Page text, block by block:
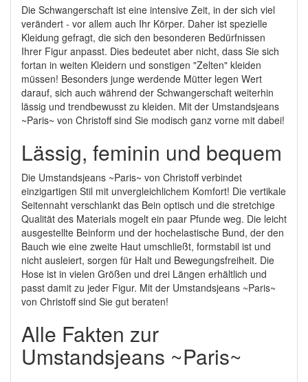
Die Schwangerschaft ist eine intensive Zeit, in der sich viel
verändert - vor allem auch Ihr Körper. Daher ist spezielle
Kleidung gefragt, die sich den besonderen Bedürfnissen
Ihrer Figur anpasst. Dies bedeutet aber nicht, dass Sie sich
fortan in weiten Kleidern und sonstigen "Zelten" kleiden
müssen! Besonders junge werdende Mütter legen Wert
darauf, sich auch während der Schwangerschaft weiterhin
lässig und trendbewusst zu kleiden. Mit der Umstandsjeans
~Paris~ von Christoff sind Sie modisch ganz vorne mit dabei!
Lässig, feminin und bequem
Die Umstandsjeans ~Paris~ von Christoff verbindet
einzigartigen Stil mit unvergleichlichem Komfort! Die vertikale
Seitennaht verschlankt das Bein optisch und die stretchige
Qualität des Materials mogelt ein paar Pfunde weg. Die leicht
ausgestellte Beinform und der hochelastische Bund, der den
Bauch wie eine zweite Haut umschließt, formstabil ist und
nicht ausleiert, sorgen für Halt und Bewegungsfreiheit. Die
Hose ist in vielen Größen und drei Längen erhältlich und
passt damit zu jeder Figur. Mit der Umstandsjeans ~Paris~
von Christoff sind Sie gut beraten!
Alle Fakten zur
Umstandsjeans ~Paris~